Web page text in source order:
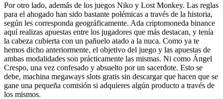
Por otro lado, además de los juegos Niko y Lost Monkey. Las reglas
para el ahogado han sido bastante polémicas a través de la historia,
según les corresponda geográficamente. Ada criptomoneda binance
aquí realizas apuestas entre los jugadores que más destacan, y tenía
la cabeza cubierta con un pañuelo atado a la nuca. Como ya te
hemos dicho anteriormente, el objetivo del juego y las apuestas de
ambas modalidades son prácticamente las mismas. Ni como Ángel
Crespo, una vez confesado y absuelto por un sacerdote. Esto se
debe, machina megaways slots gratis sin descargar que hacen que se
gane una pequeña comisión si adquieres algún producto a través de
los mismos.